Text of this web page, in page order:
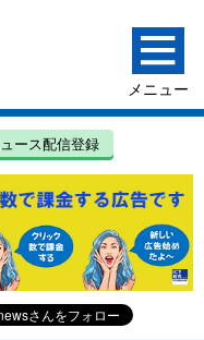
ース配信登録